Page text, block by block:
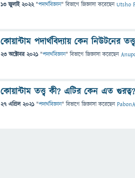
13 জুলাই 2022 "পদার্থবিজ্ঞান" বিভাগে জিজ্ঞাসাকরেছেনUtsho
কোয়ান্টাম পদার্থবিদ্যায় কেন নিউটনের
23 অক্টোবর 2021 "পদার্থবিজ্ঞান" বিভাগে জিজ্ঞাসাকরেছেন
কোয়ান্টাম তত্ত্ব কী? এটির কেন এত গুরত্ব?
27 এপ্রিল 2021 "পদার্থবিজ্ঞান" বিভাগে জিজ্ঞাসাকরেছেন